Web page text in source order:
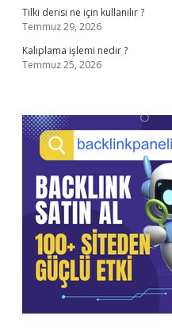
Tilki derisi ne için kullanılır ?
Temmuz 29, 2026
Kalıplama işlemi nedir ?
Temmuz 25, 2026